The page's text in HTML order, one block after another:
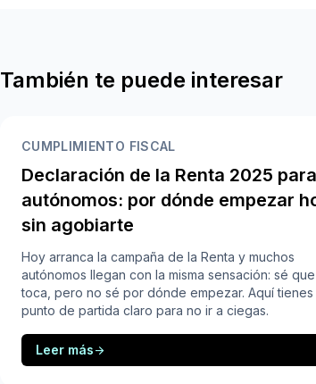
También te puede interesar
CUMPLIMIENTO FISCAL
Declaración de la Renta 2025 para
autónomos: por dónde empezar
sin agobiarte
Hoy arranca la campaña de la Renta y muchos
autónomos llegan con la misma sensación: sé
toca, pero no sé por dónde empezar. Aquí tienes
punto de partida claro para no ir a ciegas.
Leer másarrow_forward